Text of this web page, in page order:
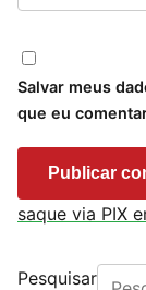
Salvar meus
que eu
saque via PIX
Pesquisar